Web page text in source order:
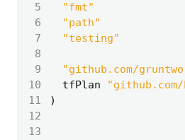
5
"fmt"
6
"path"
7
"testing"
8
9
"github.com/
10
tfPlan
11
)
12
13